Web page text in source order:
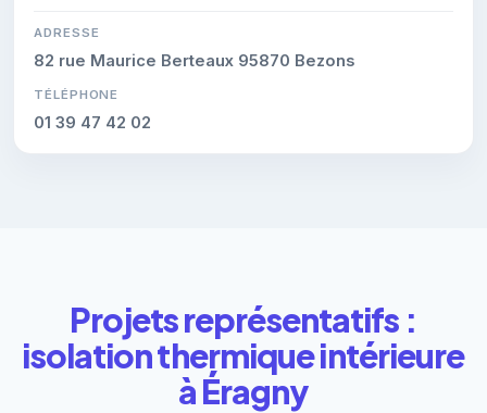
ADRESSE
82 rue Maurice Berteaux 95870 Bezons
TÉLÉPHONE
01 39 47 42 02
Projets représentatifs :
isolation thermique intérieure
à Éragny